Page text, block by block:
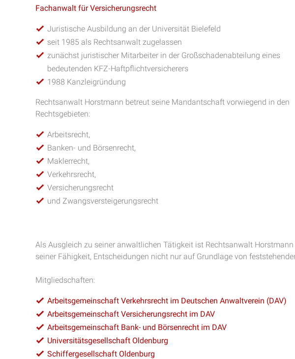
Fachanwalt für Versicherungsrecht
Juristische Ausbildung an der Universität Bielefeld
seit 1985 als Rechtsanwalt zugelassen
zunächst juristischer Mitarbeiter in der Großschadenabteilung eines
bedeutenden KFZ-Haftpflichtversicherers
1988 Kanzleigründung
Rechtsanwalt Horstmann betreut seine Mandantschaft vorwiegend in den
Rechtsgebieten:
Arbeitsrecht,
Banken- und Börsenrecht,
Maklerrecht,
Verkehrsrecht,
Versicherungsrecht
und Zwangsversteigerungsrecht
Als Ausgleich zu seiner anwaltlichen Tätigkeit ist Rechtsanwalt
seiner Fähigkeit, Entscheidungen nicht nur auf Grundlage von
Mitgliedschaften:
Arbeitsgemeinschaft Verkehrsrecht im Deutschen Anwaltverein (DAV)
Arbeitsgemeinschaft Versicherungsrecht im DAV
Arbeitsgemeinschaft Bank- und Börsenrecht im DAV
Universitätsgesellschaft Oldenburg
Schiffergesellschaft Oldenburg